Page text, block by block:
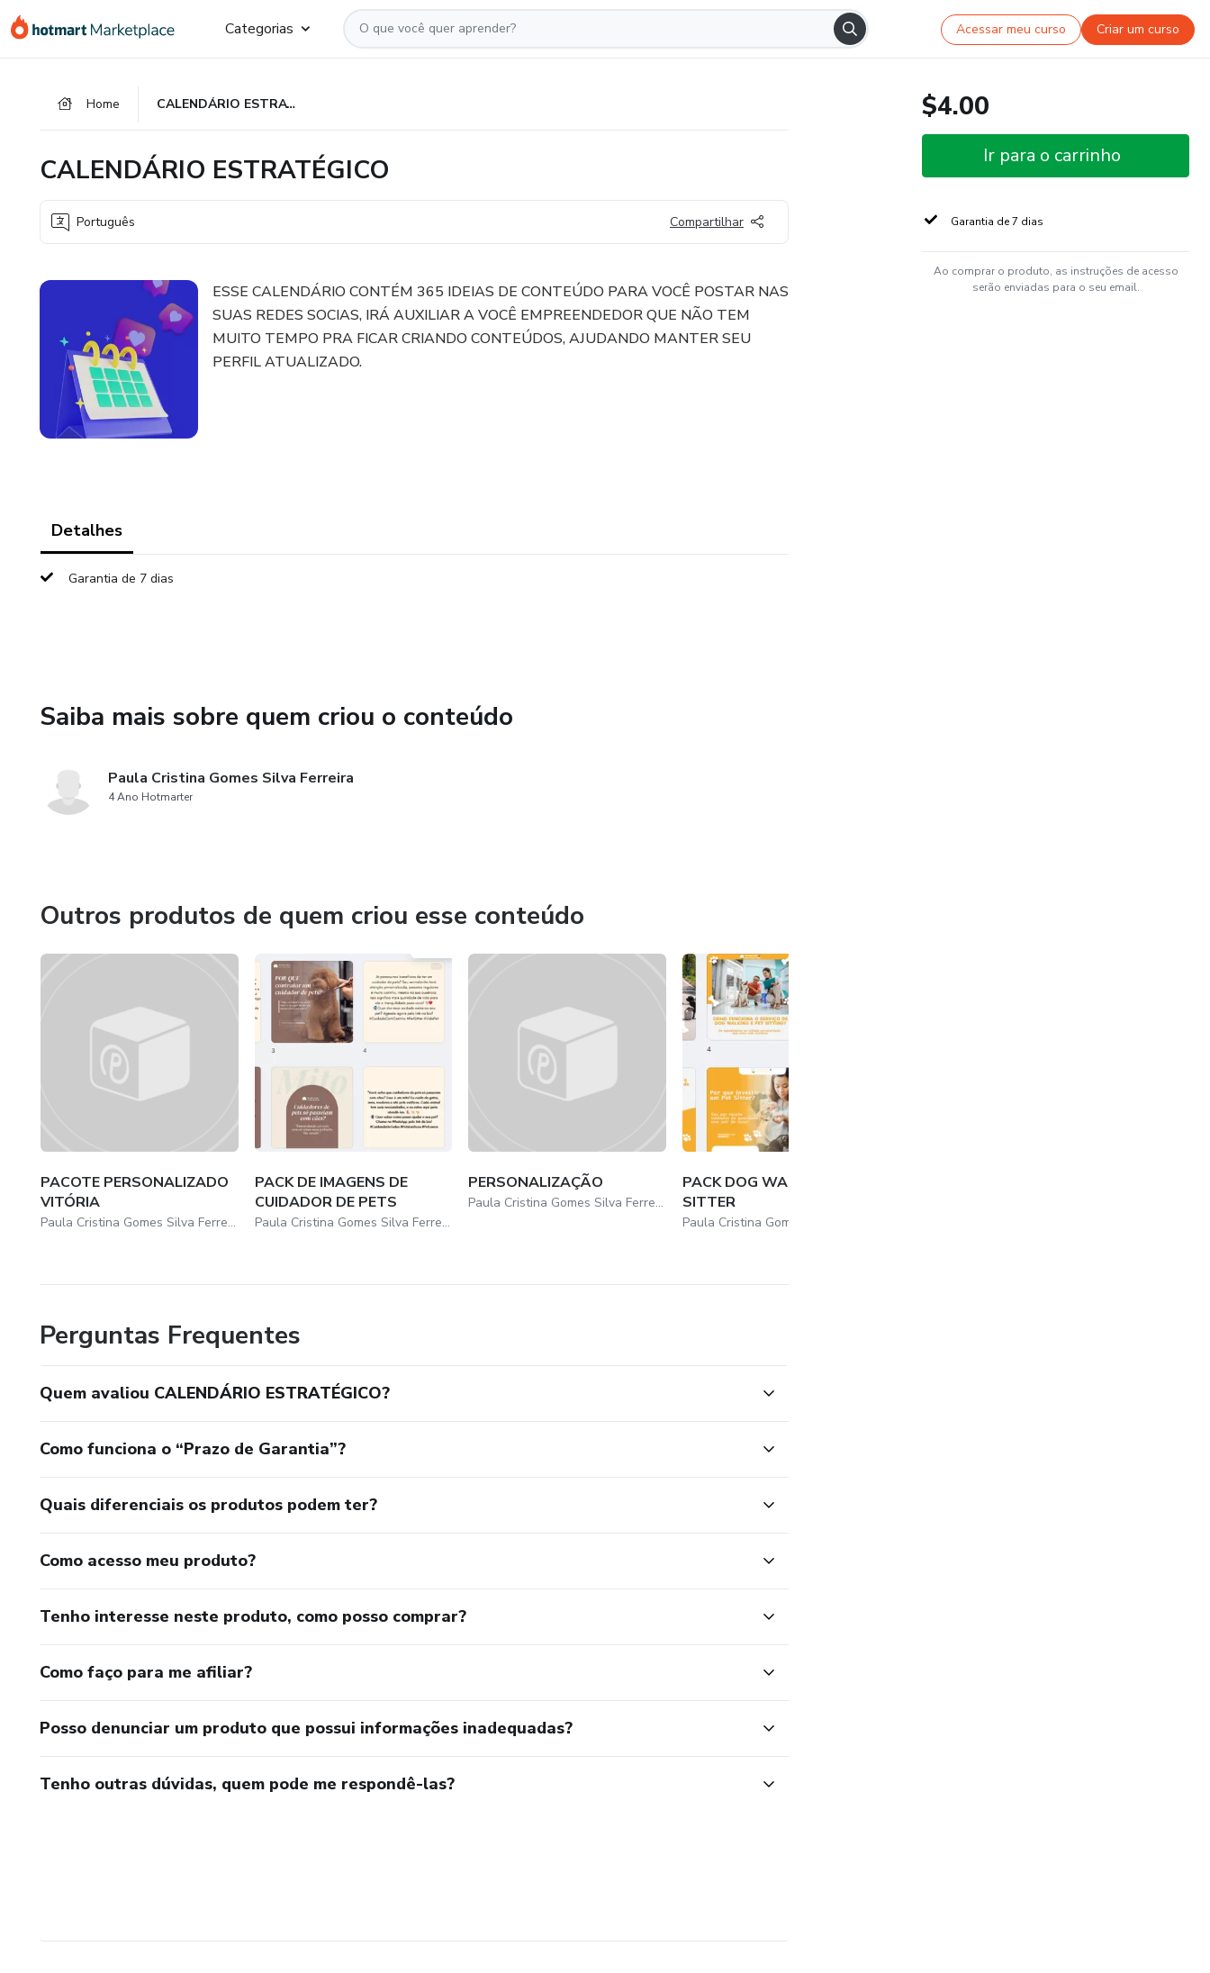
para
para
para
Categorias Acessar meu curso Criar um curso
Home CALENDÁRIO ESTRATÉGICO
CALENDÁRIO ESTRATÉGICO
Português Compartilhar
ESSE CALENDÁRIO CONTÉM 365 IDEIAS DE CONTEÚDO PARA VOCÊ POSTAR NAS
SUAS REDES SOCIAS, IRÁ AUXILIAR A VOCÊ EMPREENDEDOR QUE NÃO TEM
MUITO TEMPO PRA FICAR CRIANDO CONTEÚDOS, AJUDANDO MANTER SEU
PERFIL ATUALIZADO.
Detalhes
Garantia de 7 dias
Saiba mais sobre quem criou o conteúdo
Paula Cristina Gomes Silva Ferreira
4 Ano Hotmarter
Outros produtos de quem criou esse conteúdo
PACOTE PERSONALIZADO
VITÓRIA
Paula Cristina Gomes Silva Ferreira
PACK DE IMAGENS DE
CUIDADOR DE PETS
Paula Cristina Gomes Silva Ferreira
PERSONALIZAÇÃO
Paula Cristina Gomes Silva Ferreira
PACK DOG WALKER E PET
SITTER
Perguntas Frequentes
Quem avaliou CALENDÁRIO ESTRATÉGICO?
Como funciona o “Prazo de Garantia”?
Quais diferenciais os produtos podem ter?
Como acesso meu produto?
Tenho interesse neste produto, como posso comprar?
Como faço para me afiliar?
Posso denunciar um produto que possui informações inadequadas?
Tenho outras dúvidas, quem pode me respondê-las?
$4.00
Ir para o carrinho
Garantia de 7 dias
Ao comprar o produto, as instruções de acesso
serão enviadas para o seu email.